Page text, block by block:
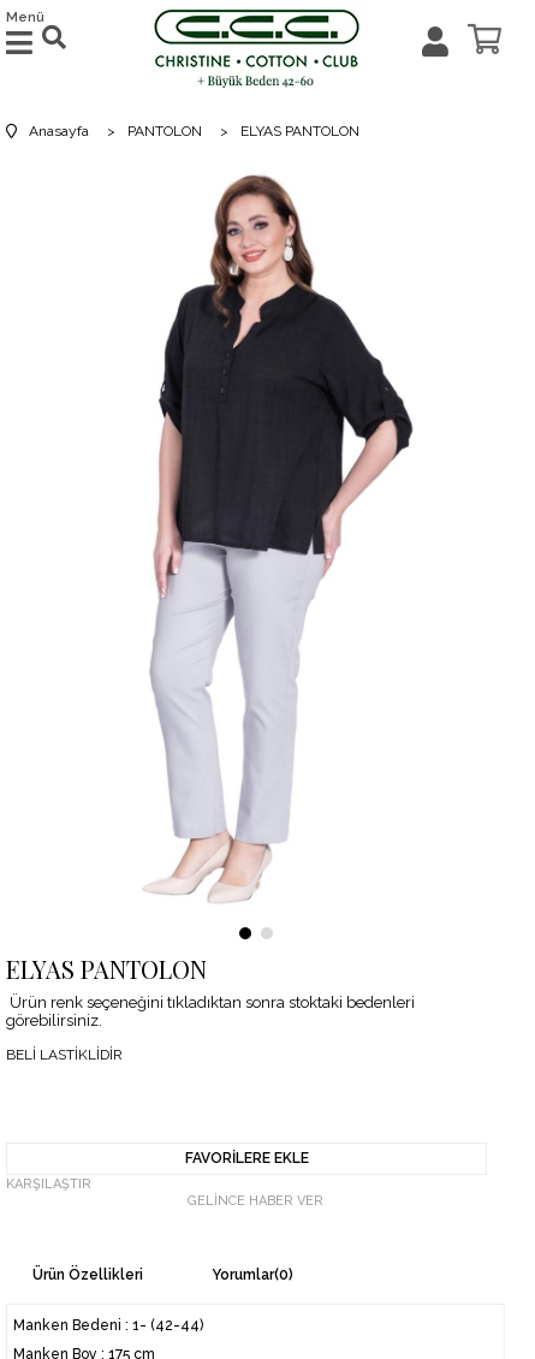
Menü
Anasayfa > PANTOLON > ELYAS PANTOLON
ELYAS PANTOLON
Ürün renk seçeneğini tıkladıktan sonra stoktaki bedenleri
görebilirsiniz.
BELİ LASTİKLİDİR
FAVORILERE EKLE
KARŞILAŞTIR
GELINCE HABER VER
Ürün Özellikleri Yorumlar(0)
Manken Bedeni : 1- (42-44)
Manken Boy : 175 cm